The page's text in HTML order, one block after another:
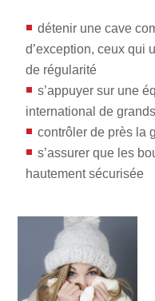
détenir une cave
d’exception, ceux qui
de régularité
s’appuyer sur une
international de
contrôler de près la
s’assurer que les
hautement sécurisée